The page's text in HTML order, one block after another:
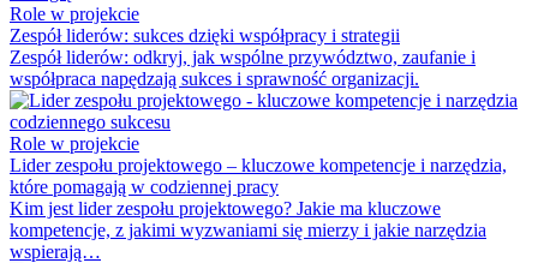
Role w projekcie
Zespół liderów: sukces dzięki współpracy i strategii
Zespół liderów: odkryj, jak wspólne przywództwo, zaufanie i
współpraca napędzają sukces i sprawność organizacji.
Role w projekcie
Lider zespołu projektowego – kluczowe kompetencje i narzędzia,
które pomagają w codziennej pracy
Kim jest lider zespołu projektowego? Jakie ma kluczowe
kompetencje, z jakimi wyzwaniami się mierzy i jakie narzędzia
wspierają…